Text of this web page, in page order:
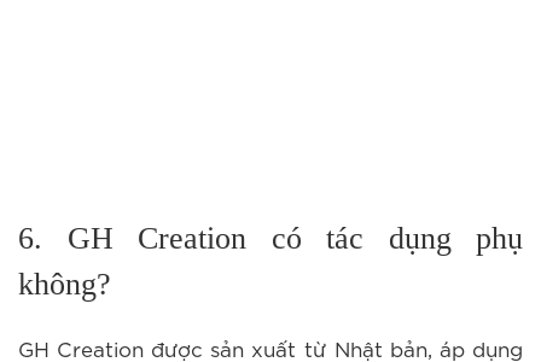
6. GH Creation có tác dụng phụ
không?
GH Creation được sản xuất từ Nhật bản, áp dụng